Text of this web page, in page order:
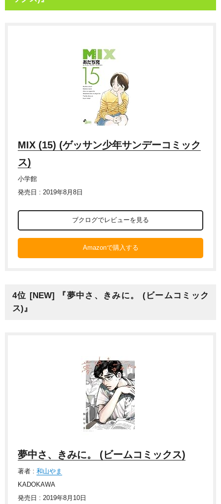
MIX (15) (ゲッサン少年サンデーコミック
ス)
小学館
発売日 : 2019年8月8日
ブクログでレビューを見る
Amazonで購入する
4位 [NEW] 『夢中さ、きみに。 (ビームコミック
ス)』
夢中さ、きみに。 (ビームコミックス)
著者 : 和山やま
KADOKAWA
発売日 : 2019年8月10日